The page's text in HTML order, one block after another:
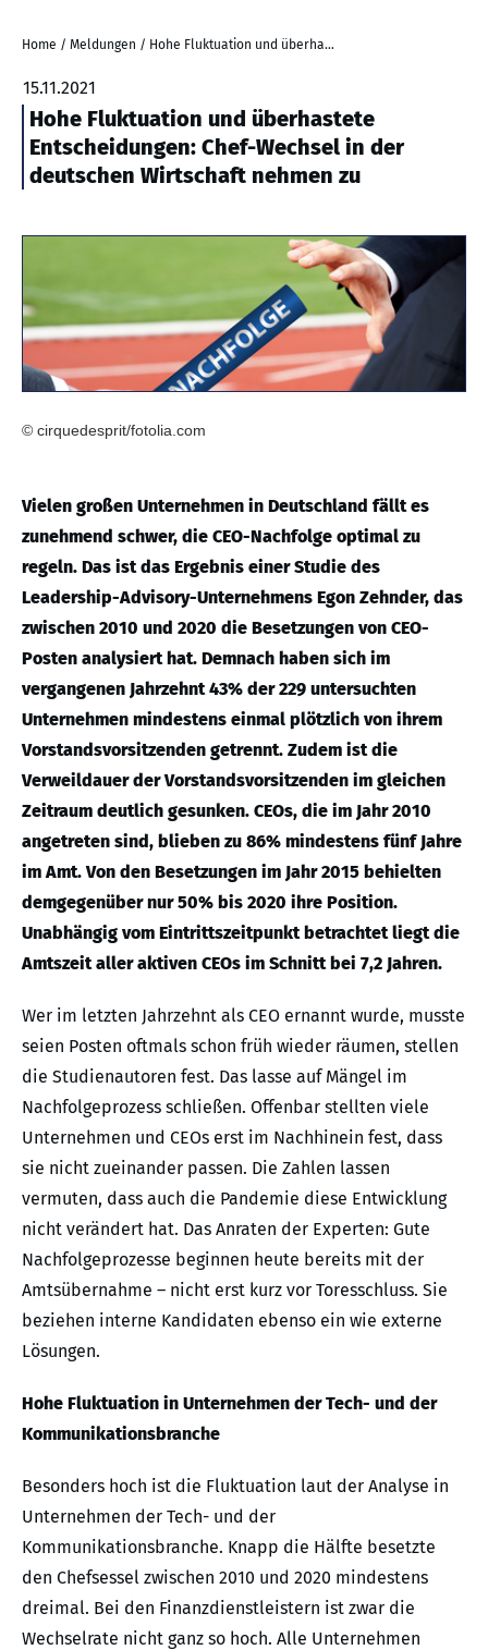
Home / Meldungen / Hohe Fluktuation und überhastete Entscheidungen: Chef-Wechsel in der deutschen Wirtschaft nehmen zu
15.11.2021
Hohe Fluktuation und überhastete
Entscheidungen: Chef-Wechsel in der
deutschen Wirtschaft nehmen zu
© cirquedesprit/fotolia.com
Vielen großen Unternehmen in Deutschland fällt es
zunehmend schwer, die CEO-Nachfolge optimal zu
regeln. Das ist das Ergebnis einer Studie des
Leadership-Advisory-Unternehmens Egon Zehnder, das
zwischen 2010 und 2020 die Besetzungen von CEO-
Posten analysiert hat. Demnach haben sich im
vergangenen Jahrzehnt 43% der 229 untersuchten
Unternehmen mindestens einmal plötzlich von ihrem
Vorstandsvorsitzenden getrennt. Zudem ist die
Verweildauer der Vorstandsvorsitzenden im gleichen
Zeitraum deutlich gesunken. CEOs, die im Jahr 2010
angetreten sind, blieben zu 86% mindestens fünf Jahre
im Amt. Von den Besetzungen im Jahr 2015 behielten
demgegenüber nur 50% bis 2020 ihre Position.
Unabhängig vom Eintrittszeitpunkt betrachtet liegt die
Amtszeit aller aktiven CEOs im Schnitt bei 7,2 Jahren.
Wer im letzten Jahrzehnt als CEO ernannt wurde, musste
seien Posten oftmals schon früh wieder räumen, stellen
die Studienautoren fest. Das lasse auf Mängel im
Nachfolgeprozess schließen. Offenbar stellten viele
Unternehmen und CEOs erst im Nachhinein fest, dass
sie nicht zueinander passen. Die Zahlen lassen
vermuten, dass auch die Pandemie diese Entwicklung
nicht verändert hat. Das Anraten der Experten: Gute
Nachfolgeprozesse beginnen heute bereits mit der
Amtsübernahme – nicht erst kurz vor Toresschluss. Sie
beziehen interne Kandidaten ebenso ein wie externe
Lösungen.
Hohe Fluktuation in Unternehmen der Tech- und der
Kommunikationsbranche
Besonders hoch ist die Fluktuation laut der Analyse in
Unternehmen der Tech- und der
Kommunikationsbranche. Knapp die Hälfte besetzte
den Chefsessel zwischen 2010 und 2020 mindestens
dreimal. Bei den Finanzdienstleistern ist zwar die
Wechselrate nicht ganz so hoch. Alle Unternehmen